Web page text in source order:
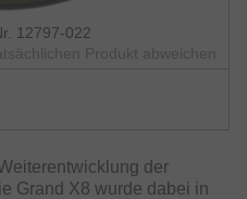
12797-022
Produkt abweichen.
der
Grand X8 wurde dabei in